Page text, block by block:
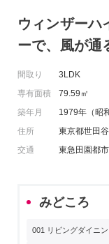
ウィンザー
ーで、風が通
間取り
3LDK
専有面積
79.59㎡
築年月
1979年（昭
住所
東京都世田
交通 東急田園都
みどころ
001 リビングダイニ